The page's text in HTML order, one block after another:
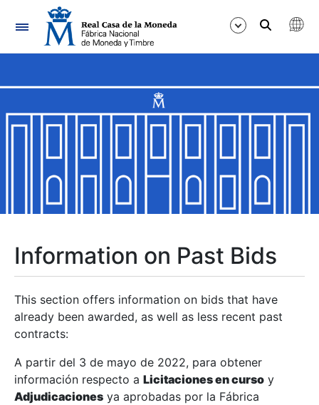
Navigation
Show/Hide
Show/Hide
Show/Hide
Show/Hide
Show/Hide
Information on Past Bids
This section offers information on bids that have
already been awarded, as well as less recent past
contracts:
A partir del 3 de mayo de 2022, para obtener
información respecto a Licitaciones en curso y
Adjudicaciones ya aprobadas por la Fábrica